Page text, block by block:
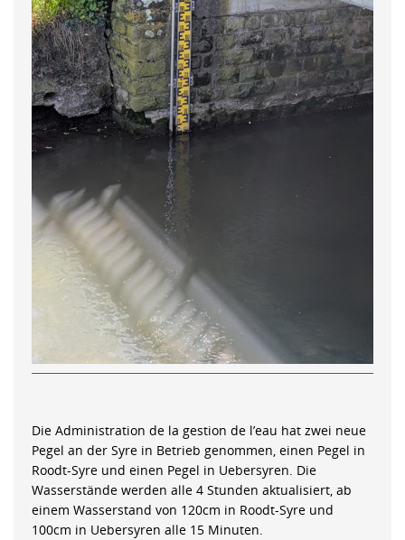
Die Administration de la gestion de l’eau hat zwei neue
Pegel an der Syre in Betrieb genommen, einen Pegel in
Roodt-Syre und einen Pegel in Uebersyren. Die
Wasserstände werden alle 4 Stunden aktualisiert, ab
einem Wasserstand von 120cm in Roodt-Syre und
100cm in Uebersyren alle 15 Minuten.